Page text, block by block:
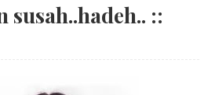
susah..hadeh.. ::